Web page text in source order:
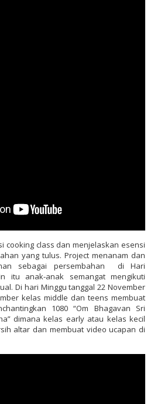
cooking class dan menjelaskan esensi
yang tulus. Project menanam dan
sebagai persembahan di Hari
itu anak-anak semangat mengikuti
Di hari Minggu tanggal 22 November
kelas middle dan teens membuat
1080 “Om Bhagavan Sri
dimana kelas early atau kelas kecil
altar dan membuat video ucapan di